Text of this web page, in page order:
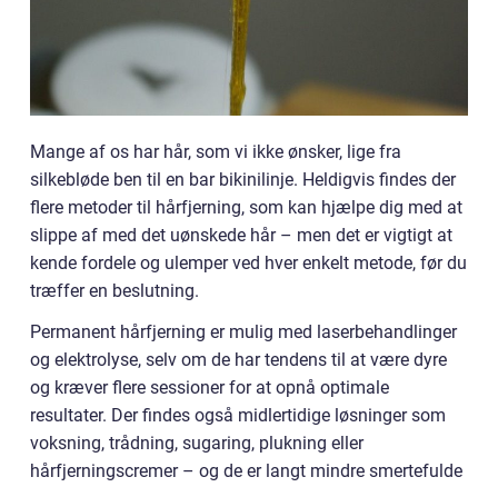
Mange af os har hår, som vi ikke ønsker, lige fra
silkebløde ben til en bar bikinilinje. Heldigvis findes der
flere metoder til hårfjerning, som kan hjælpe dig med at
slippe af med det uønskede hår – men det er vigtigt at
kende fordele og ulemper ved hver enkelt metode, før du
træffer en beslutning.
Permanent hårfjerning er mulig med laserbehandlinger
og elektrolyse, selv om de har tendens til at være dyre
og kræver flere sessioner for at opnå optimale
resultater. Der findes også midlertidige løsninger som
voksning, trådning, sugaring, plukning eller
hårfjerningscremer – og de er langt mindre smertefulde